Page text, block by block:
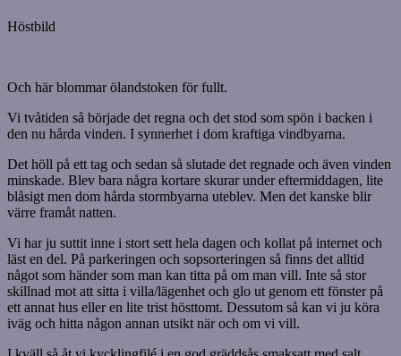
Höstbild
Och här blommar ölandstoken för fullt.
Vi tvåtiden så började det regna och det stod som spön i backen i
den nu hårda vinden. I synnerhet i dom kraftiga vindbyarna.
Det höll på ett tag och sedan så slutade det regnade och även vinden
minskade. Blev bara några kortare skurar under eftermiddagen, lite
blåsigt men dom hårda stormbyarna uteblev. Men det kanske blir
värre framåt natten.
Vi har ju suttit inne i stort sett hela dagen och kollat på internet och
läst en del. På parkeringen och sopsorteringen så finns det alltid
något som händer som man kan titta på om man vill. Inte så stor
skillnad mot att sitta i villa/lägenhet och glo ut genom ett fönster på
ett annat hus eller en lite trist hösttomt. Dessutom så kan vi ju köra
iväg och hitta någon annan utsikt när och om vi vill.